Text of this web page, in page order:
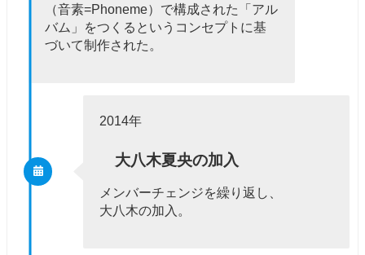
（音素=Phoneme）で構成された「アル
バム」をつくるというコンセプトに基
づいて制作された。
2014年
大八木夏央の加入
メンバーチェンジを繰り返し、
大八木の加入。